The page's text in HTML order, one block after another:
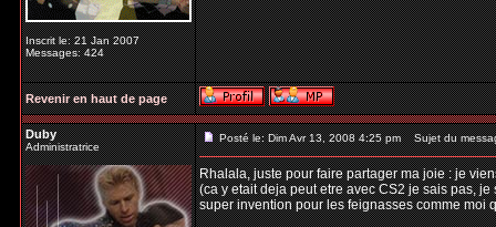
Inscrit le: 21 Jan 2007
Messages: 424
Revenir en haut de page
Duby
Administratrice
Posté le: Dim Avr 13, 2008 4:25 pm Sujet du
Rhalala, juste pour faire partager ma joie : je
(ca y etait deja peut etre avec CS2 je sais pas,
super invention pour les feignasses comme moi